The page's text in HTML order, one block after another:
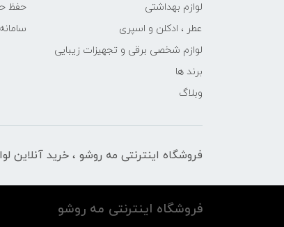
لوازم بهداشتی
عطر ، ادکلن و اسپری
لوازم شخصی برقی و تجهیزات زیبایی
برند ها
وبلاگ
حفظ
فروشگاه اینترنتی مه‌ رو‌شو ، خرید آنلاین
فروشگاه اینترنتی مه‌ رو‌شو